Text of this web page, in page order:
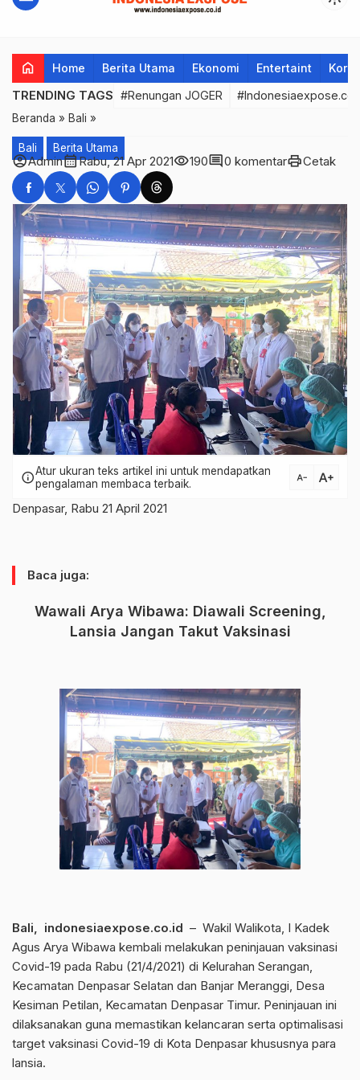
home Home Berita Utama Ekonomi Entertaint
TRENDING TAGS #Renungan JOGER
Beranda » Bali »
Bali Berita Utama
account_circleAdmincalendar_monthRabu, 21 Apr 2021visibility190comment0 komentarprintCetak
infoAtur ukuran teks artikel ini untuk mendapatkan
pengalaman membaca terbaik.
text_decrease text_increase
Denpasar, Rabu 21 April 2021
Baca juga:
Wawali Arya Wibawa: Diawali Screening,
Lansia Jangan Takut Vaksinasi
Bali, indonesiaexpose.co.id – Wakil Walikota, I Kadek
Agus Arya Wibawa kembali melakukan peninjauan vaksinasi
Covid-19 pada Rabu (21/4/2021) di Kelurahan Serangan,
Kecamatan Denpasar Selatan dan Banjar Meranggi, Desa
Kesiman Petilan, Kecamatan Denpasar Timur. Peninjauan ini
dilaksanakan guna memastikan kelancaran serta optimalisasi
target vaksinasi Covid-19 di Kota Denpasar khususnya para
lansia.